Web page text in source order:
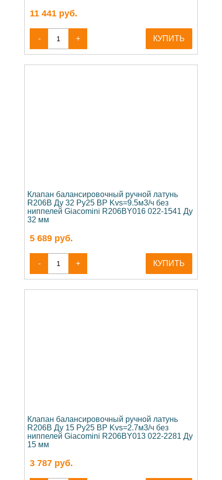
11 441 руб.
- + КУПИТЬ
Клапан балансировочный ручной латунь
R206B Ду 32 Ру25 ВР Kvs=9.5м3/ч без
ниппелей Giacomini R206BY016 022-1541 Ду
32 мм
5 689 руб.
- + КУПИТЬ
Клапан балансировочный ручной латунь
R206B Ду 15 Ру25 ВР Kvs=2.7м3/ч без
ниппелей Giacomini R206BY013 022-2281 Ду
15 мм
3 787 руб.